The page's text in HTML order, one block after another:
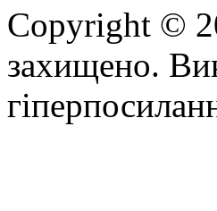
Copyright ©
захищено.